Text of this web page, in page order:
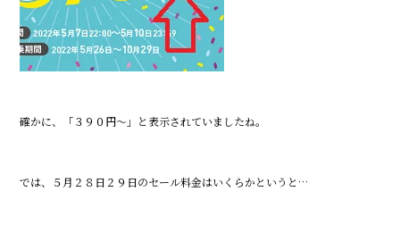
確かに、「３９０円～」と表示されていましたね。
では、５月２８日２９日のセール料金はいくらかというと…